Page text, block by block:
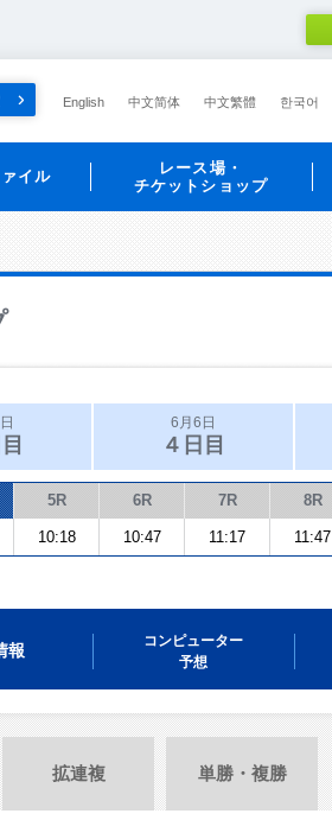
English 中文简体 中文繁體 한국어
イル
レース場・
チケットショップ
6月6日
４日目
5R 6R 7R 8R
10:18 10:47 11:17 11:47
報
コンピューター
予想
拡連複 単勝・複勝